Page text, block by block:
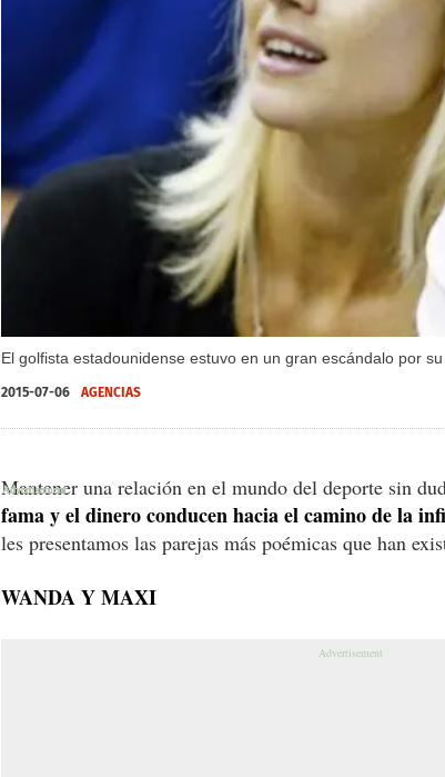
El golfista estadounidense estuvo en un gran escándalo por su
2015-07-06 AGENCIAS
Mantener una relación en el mundo del deporte sin
fama y el dinero conducen hacia el camino de la
les presentamos las parejas más poémicas que han
WANDA Y MAXI